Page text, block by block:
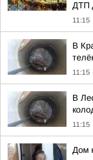
ДТП
11:15
В
11:15
В
11:15
Дом